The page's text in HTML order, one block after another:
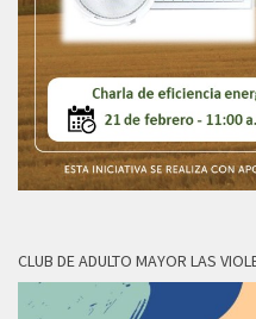
CLUB DE ADULTO MAYOR LAS